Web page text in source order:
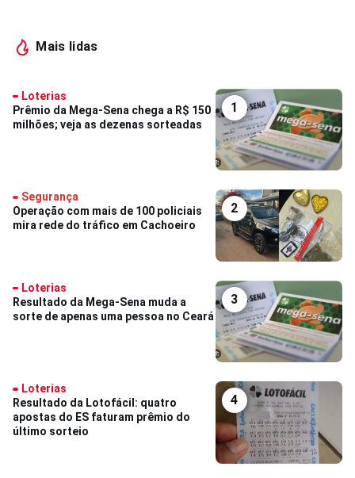
Mais lidas
1
Loterias
Prêmio da Mega-Sena chega a R$ 150
milhões; veja as dezenas sorteadas
2
Segurança
Operação com mais de 100 policiais
mira rede do tráfico em Cachoeiro
3
Loterias
Resultado da Mega-Sena muda a
sorte de apenas uma pessoa no Ceará
4
Loterias
Resultado da Lotofácil: quatro
apostas do ES faturam prêmio do
último sorteio